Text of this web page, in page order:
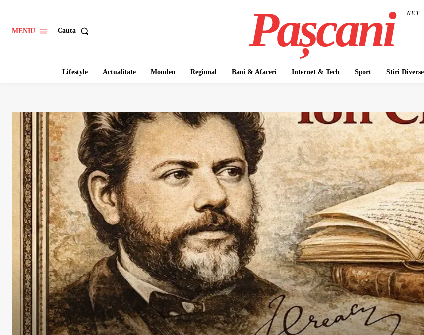
MENIU Cauta Pașcani .NET
Lifestyle Actualitate Monden Regional Bani & Afaceri Internet & Tech Sport Stiri Diverse